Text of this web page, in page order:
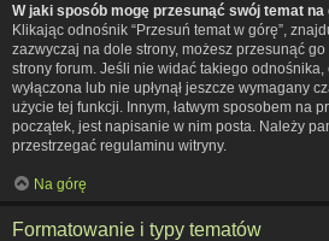
W jaki sposób mogę przesunąć swój temat
Klikając odnośnik “Przesuń temat w górę”,
zazwyczaj na dole strony, możesz przesunąć
strony forum. Jeśli nie widać takiego
wyłączona lub nie upłynął jeszcze wymagany
użycie tej funkcji. Innym, łatwym sposobem na
początek, jest napisanie w nim posta. Należy
przestrzegać regulaminu witryny.
Na górę
Formatowanie i typy tematów